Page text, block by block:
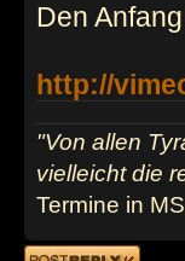
Den
http://
"Von allen
vielleicht die
Termine in
Antwort erstellen